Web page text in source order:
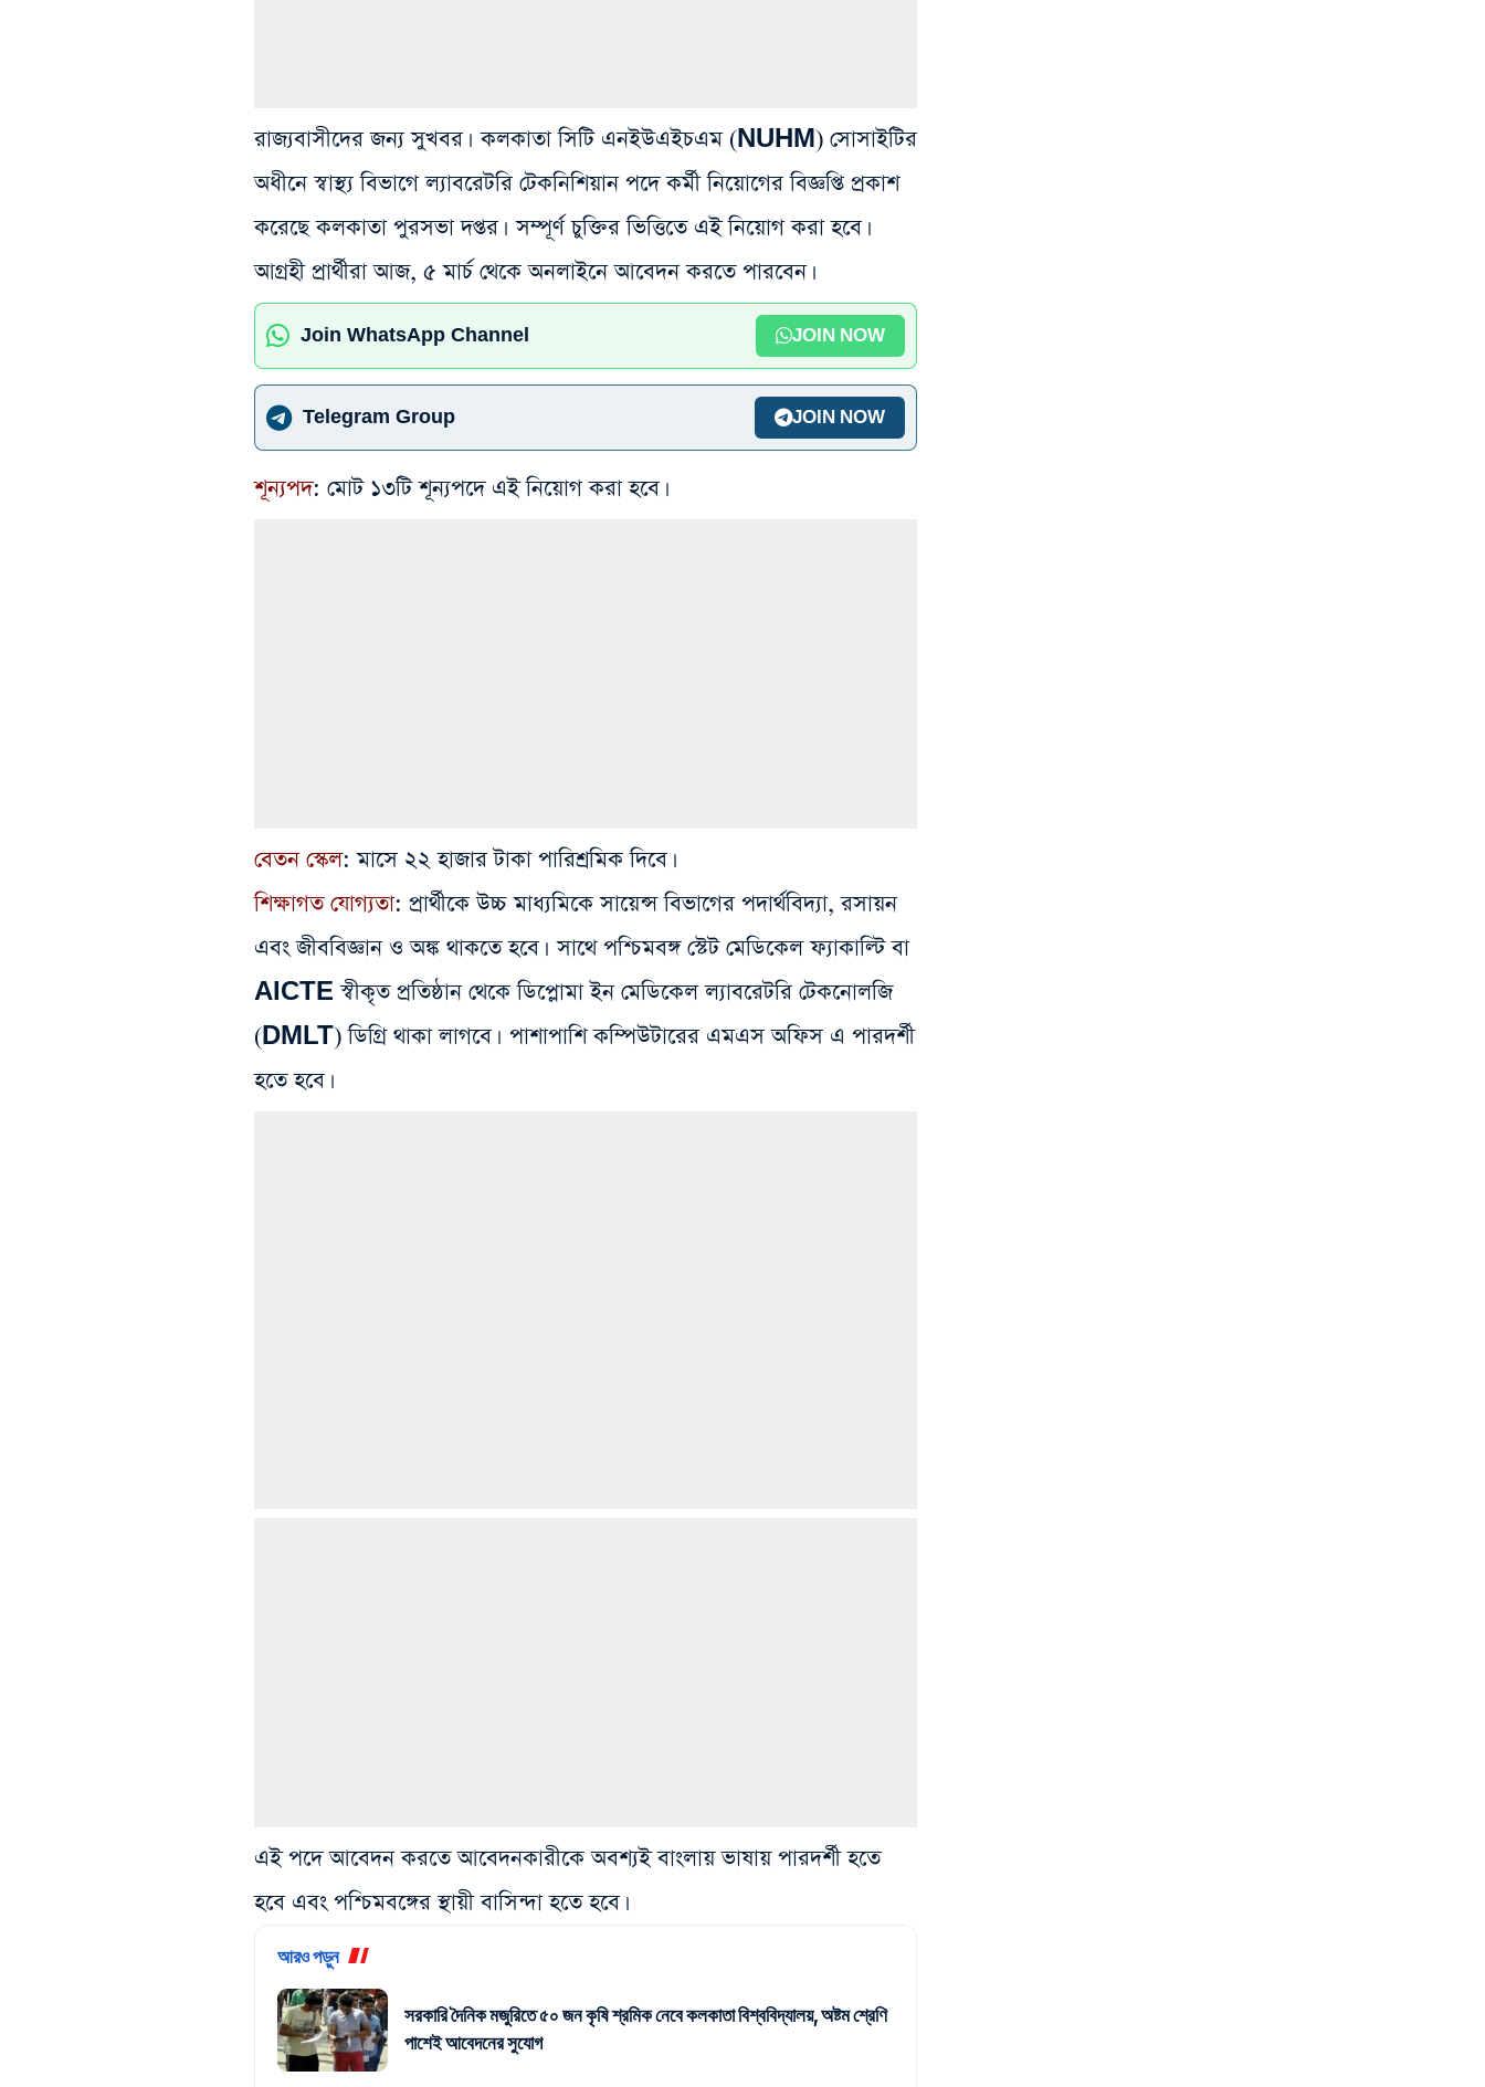
রাজ্যবাসীদের জন্য সুখবর। কলকাতা সিটি এনইউএইচএম (NUHM) সোসাইটির
অধীনে স্বাস্থ্য বিভাগে ল্যাবরেটরি টেকনিশিয়ান পদে কর্মী নিয়োগের বিজ্ঞপ্তি প্রকাশ
করেছে কলকাতা পুরসভা দপ্তর। সম্পূর্ণ চুক্তির ভিত্তিতে এই নিয়োগ করা হবে।
আগ্রহী প্রার্থীরা আজ, ৫ মার্চ থেকে অনলাইনে আবেদন করতে পারবেন।
Join WhatsApp Channel JOIN NOW
Telegram Group JOIN NOW
শূন্যপদ: মোট ১৩টি শূন্যপদে এই নিয়োগ করা হবে।
বেতন স্কেল: মাসে ২২ হাজার টাকা পারিশ্রমিক দিবে।
শিক্ষাগত যোগ্যতা: প্রার্থীকে উচ্চ মাধ্যমিকে সায়েন্স বিভাগের পদার্থবিদ্যা, রসায়ন
এবং জীববিজ্ঞান ও অঙ্ক থাকতে হবে। সাথে পশ্চিমবঙ্গ স্টেট মেডিকেল ফ্যাকাল্টি বা
AICTE স্বীকৃত প্রতিষ্ঠান থেকে ডিপ্লোমা ইন মেডিকেল ল্যাবরেটরি টেকনোলজি
(DMLT) ডিগ্রি থাকা লাগবে। পাশাপাশি কম্পিউটারের এমএস অফিস এ পারদর্শী
হতে হবে।
এই পদে আবেদন করতে আবেদনকারীকে অবশ্যই বাংলায় ভাষায় পারদর্শী হতে
হবে এবং পশ্চিমবঙ্গের স্থায়ী বাসিন্দা হতে হবে।
আরও পড়ুন
সরকারি দৈনিক মজুরিতে ৫০ জন কৃষি শ্রমিক নেবে কলকাতা বিশ্ববিদ্যালয়, অষ্টম শ্রেণি
পাশেই আবেদনের সুযোগ